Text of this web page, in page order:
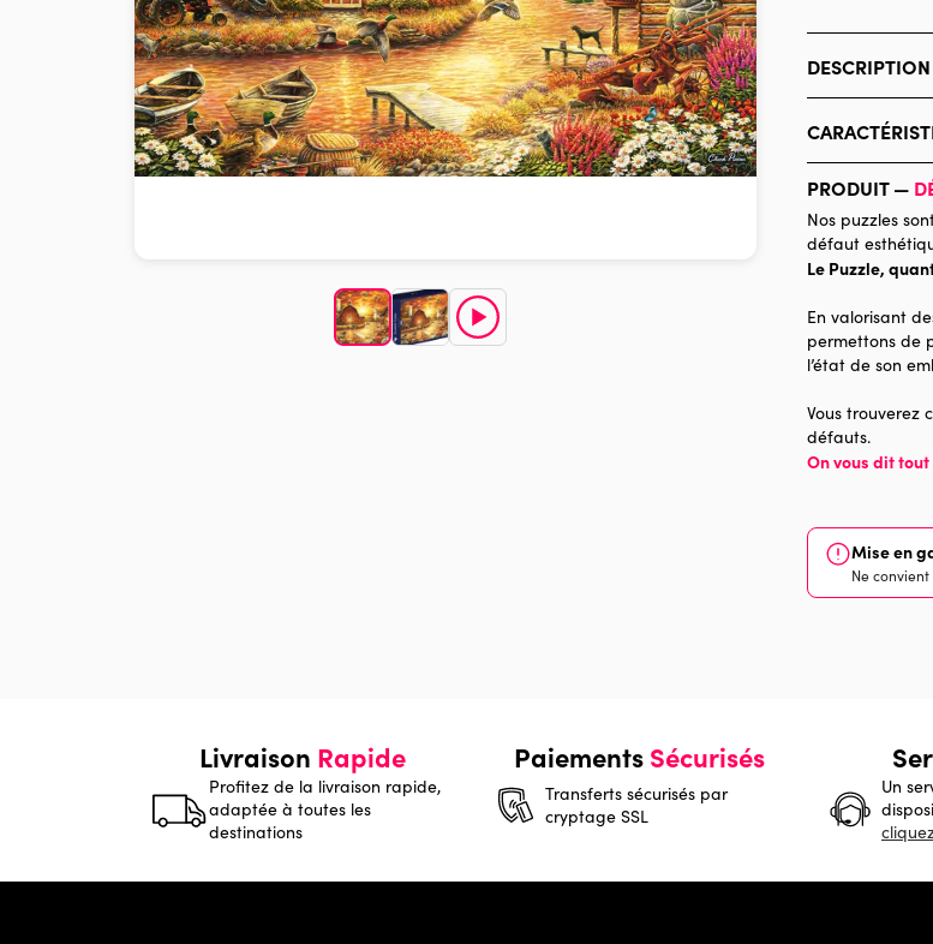
Chuck Pinson -
Marque
Catégorie
Age
Provenance
Nombre de
Dimensions
PRODUIT —
Nos puzzles
défaut
Le Puzzle,
En valorisant
permettons de
l’état de son
Vous trouverez
défauts.
On vous dit tout
Mise en
Ne
Livraison Rapide
Profitez de la livraison rapide,
adaptée à toutes les
destinations
PaiementsSécurisés
Transferts sécurisés par
cryptage SSL
Un